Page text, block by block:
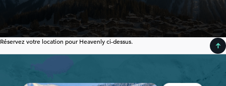
Réservez votre location pour Heavenly ci-dessus.